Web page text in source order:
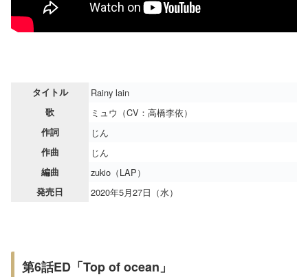
タイトル Rainy lain
歌 ミュウ（CV：高橋李依）
作詞 じん
作曲 じん
編曲 zukio（LAP）
発売日 2020年5月27日（水）
第6話ED「Top of ocean」